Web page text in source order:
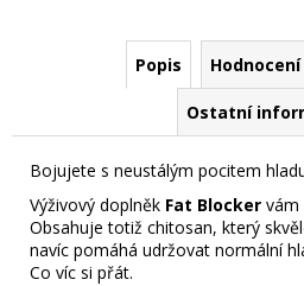
Popis Hodnocení
Ostatní
Bojujete s neustálým pocitem
Výživový doplněk Fat Blocker vám
Obsahuje totiž chitosan, který
navíc pomáhá udržovat normální
Co víc si přát.